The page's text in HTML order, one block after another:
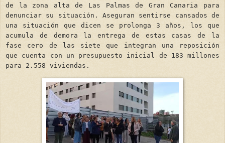
de la zona alta de Las Palmas de Gran Canaria para
denunciar su situación. Aseguran sentirse cansados de
una situación que dicen se prolonga 3 años, los que
acumula de demora la entrega de estas casas de la
fase cero de las siete que integran una reposición
que cuenta con un presupuesto inicial de 183 millones
para 2.558 viviendas.